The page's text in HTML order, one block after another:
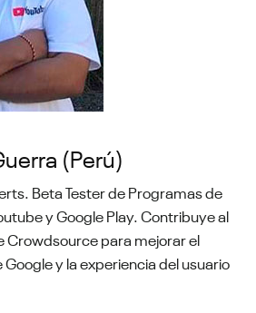
(Perú)
Beta Tester de Programas de
y Google Play. Contribuye al
Crowdsource para mejorar el
y la experiencia del usuario